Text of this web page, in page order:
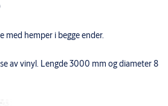
med hemper i begge ender.
av vinyl. Lengde 3000 mm og diameter 8